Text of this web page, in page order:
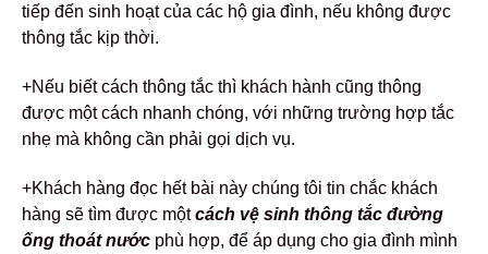
tiếp đến sinh hoạt của các hộ gia đình, nếu không được
thông tắc kịp thời.
+Nếu biết cách thông tắc thì khách hành cũng thông
được một cách nhanh chóng, với những trường hợp tắc
nhẹ mà không cần phải gọi dịch vụ.
+Khách hàng đọc hết bài này chúng tôi tin chắc khách
hàng sẽ tìm được mộtcách vệ sinh thông tắc đường
ống thoát nước phù hợp, để áp dụng cho gia đình mình